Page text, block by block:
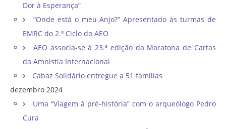
Dor à Esperança”
“Onde está o meu Anjo?” Apresentado às turmas de
EMRC do 2.º Ciclo do AEO
AEO associa-se à 23.ª edição da Maratona de Cartas
da Amnistia Internacional
Cabaz Solidário entregue a 51 famílias
dezembro 2024
Uma “Viagem à pré-história” com o arqueólogo Pedro
Cura